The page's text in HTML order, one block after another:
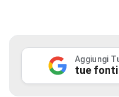
Aggiungi
tue fonti